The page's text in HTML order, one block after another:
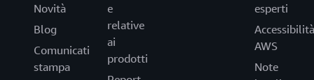
Novità
Blog
Comunicati
stampa
e
relative
ai
prodotti
esperti
Accessibilità
AWS
Note